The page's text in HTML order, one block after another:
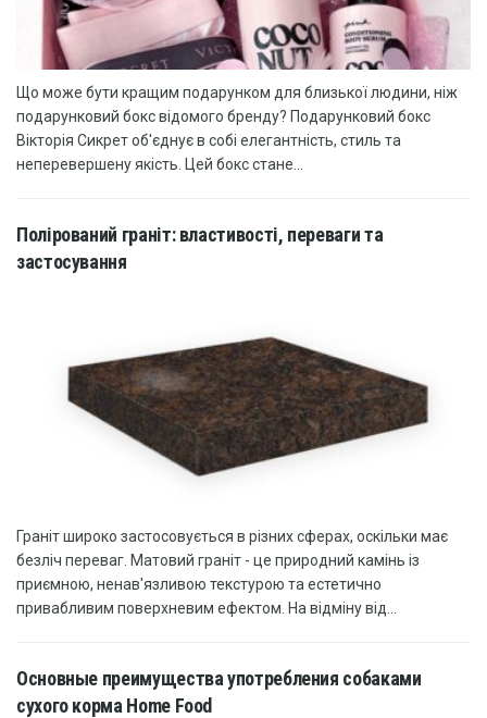
Що може бути кращим подарунком для близької людини, ніж
подарунковий бокс відомого бренду? Подарунковий бокс
Вікторія Сикрет об'єднує в собі елегантність, стиль та
неперевершену якість. Цей бокс стане...
Полірований граніт: властивості, переваги та
застосування
Граніт широко застосовується в різних сферах, оскільки має
безліч переваг. Матовий граніт - це природний камінь із
приємною, ненав'язливою текстурою та естетично
привабливим поверхневим ефектом. На відміну від...
Основные преимущества употребления собаками
сухого корма Home Food